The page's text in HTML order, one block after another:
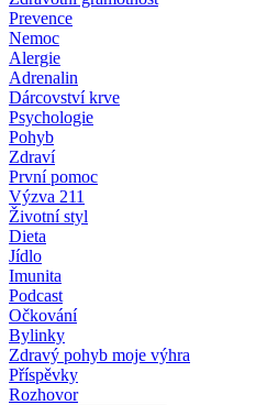
Prevence
Nemoc
Alergie
Adrenalin
Dárcovství krve
Psychologie
Pohyb
Zdraví
První pomoc
Výzva 211
Životní styl
Dieta
Jídlo
Imunita
Podcast
Očkování
Bylinky
Zdravý pohyb moje výhra
Příspěvky
Rozhovor